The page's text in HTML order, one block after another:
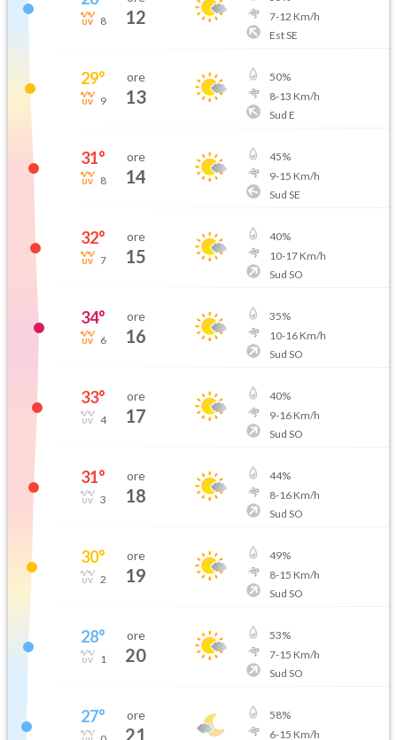
8 12
7-12 Km/h
Est SE
29°
9
ore
13
50%
8-13 Km/h
Sud E
31°
8
ore
14
45%
9-15 Km/h
Sud SE
32°
7
ore
15
40%
10-17Km/h
Sud SO
34°
6
ore
16
35%
10-16Km/h
Sud SO
33°
4
ore
17
40%
9-16Km/h
Sud SO
31°
3
ore
18
44%
8-16Km/h
Sud SO
30°
2
ore
19
49%
8-15 Km/h
Sud SO
28°
1
ore
20
53%
7-15 Km/h
Sud SO
27° ore
21
58%
6-15 Km/h